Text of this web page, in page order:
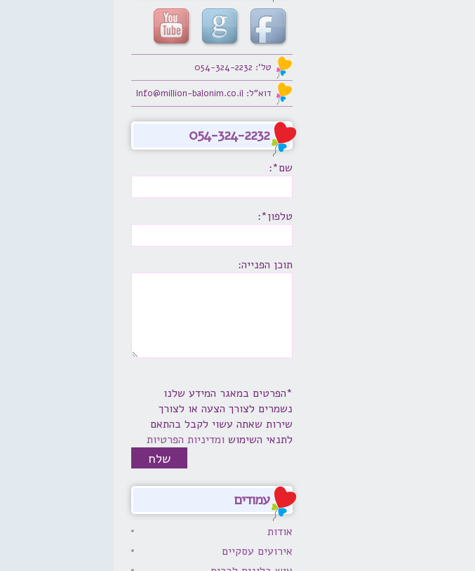
טל': 054-324-2232
דוא"ל: Info@million-balonim.co.il
054-324-2232
שם*:
טלפון*:
תוכן הפנייה:
*הפרטים במאגר המידע שלנו
נשמרים לצורך הצעה או לצורך
שירות שאתה עשוי לקבל בהתאם
לתנאי השימוש ומדיניות הפרטיות
עמודים
אודות
אירועים עסקיים